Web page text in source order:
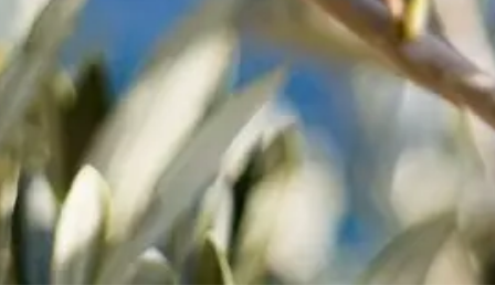
gelten sie als kluge Strategen, die mit viel Geschick die
Klippen des Lebens umschiffen und gute Berater für
andere sind.
Ölbaum-Geborene streben ihr ganzes Leben lang danach,
ihr Wissen zu vergrößern und Weisheit zu erlangen. Am Tag
ihrer Geburt sind der Tag und die Nacht gleich lang, sodass
auch sie stets um Ausgleich bemüht sind und großes
diplomatisches Geschick aufweisen. Gemeinhin gelten sie
als eher verschlossen und ziehen sich gern in ihre eigenen
vier Wände zurück, um sich Gedanken über das Leben zu
machen.